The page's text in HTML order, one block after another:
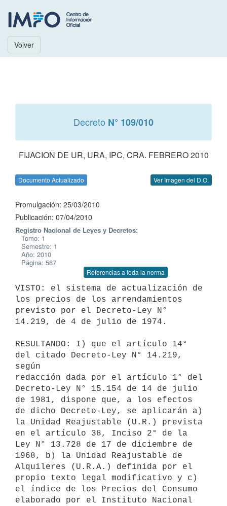
Volver
Decreto N° 109/010
FIJACION DE UR, URA, IPC, CRA. FEBRERO 2010
Documento Actualizado Ver Imagen del D.O.
Promulgación: 25/03/2010
Publicación: 07/04/2010
Registro Nacional de Leyes y Decretos:
Tomo: 1
Semestre: 1
Año: 2010
Página: 587
Referencias a toda la norma
VISTO: el sistema de actualización de
los precios de los arrendamientos
previsto por el Decreto-Ley N°
14.219, de 4 de julio de 1974.
RESULTANDO: I) que el artículo 14°
del citado Decreto-Ley N° 14.219,
según
redacción dada por el artículo 1° del
Decreto-Ley N° 15.154 de 14 de julio
de 1981, dispone que, a los efectos
de dicho Decreto-Ley, se aplicarán a)
la Unidad Reajustable (U.R.) prevista
en el artículo 38, Inciso 2° de la
Ley N° 13.728 de 17 de diciembre de
1968, b) la Unidad Reajustable de
Alquileres (U.R.A.) definida por el
propio texto legal modificativo y c)
el índice de los Precios del Consumo
elaborado por el Instituto Nacional